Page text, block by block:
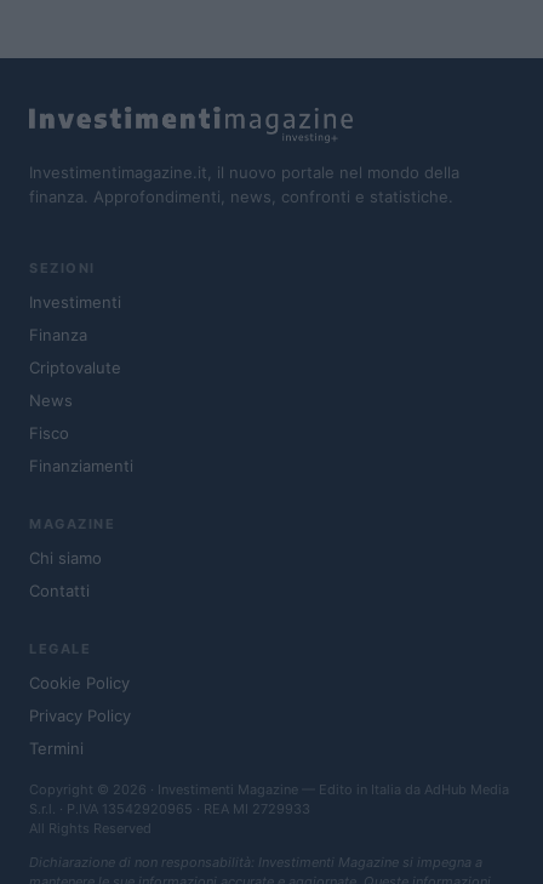
Investimentimagazine.it, il nuovo portale nel mondo della
finanza. Approfondimenti, news, confronti e statistiche.
SEZIONI
Investimenti
Finanza
Criptovalute
News
Fisco
Finanziamenti
MAGAZINE
Chi siamo
Contatti
LEGALE
Cookie Policy
Privacy Policy
Termini
Copyright © 2026 · Investimenti Magazine — Edito in Italia da AdHub Media
S.r.l. · P.IVA 13542920965 · REA MI 2729933
All Rights Reserved
Dichiarazione di non responsabilità: Investimenti Magazine si impegna a